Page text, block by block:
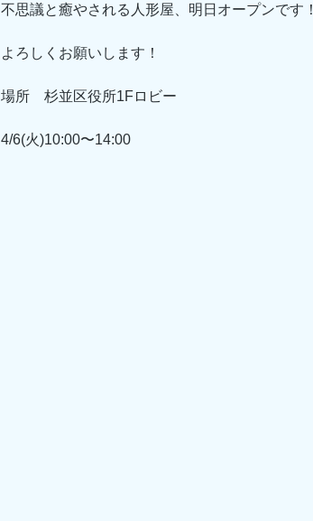
不思議と癒やされる人形屋、明日オープンです！
よろしくお願いします！
場所　杉並区役所1Fロビー
4/6(火)10:00〜14:00